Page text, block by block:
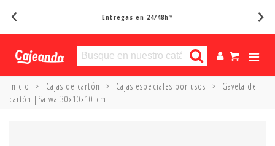
Entregas en 24/48h*
Inicio > Cajas de cartón > Cajas especiales por usos >
Gaveta de
cartón |Salwa 30x10x10 cm